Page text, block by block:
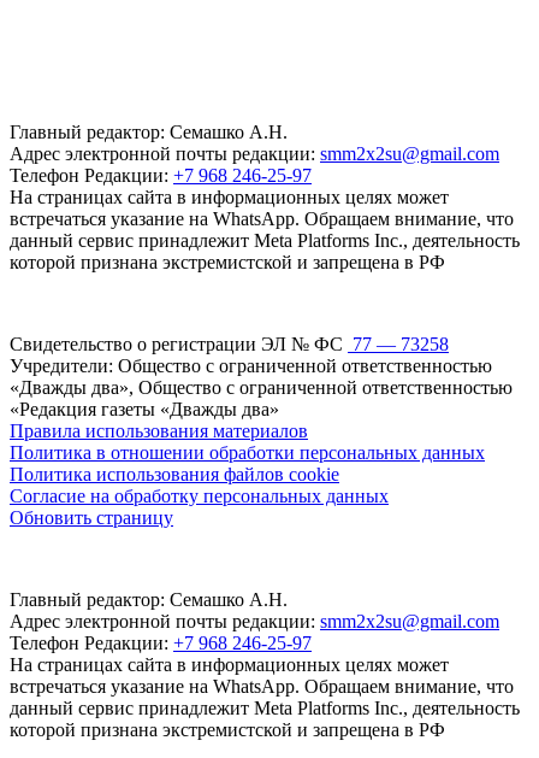
Главный редактор: Семашко А.Н.
Адрес электронной почты редакции: smm2x2su@gmail.com
Телефон Редакции: +7 968 246-25-97
На страницах сайта в информационных целях может
встречаться указание на WhatsApp. Обращаем внимание, что
данный сервис принадлежит Meta Platforms Inc., деятельность
которой признана экстремистской и запрещена в РФ
Свидетельство о регистрации ЭЛ № ФС 77 — 73258
Учредители: Общество с ограниченной ответственностью
«Дважды два», Общество с ограниченной ответственностью
«Редакция газеты «Дважды два»
Правила использования материалов
Политика в отношении обработки персональных данных
Политика использования файлов cookie
Согласие на обработку персональных данных
Обновить страницу
Главный редактор: Семашко А.Н.
Адрес электронной почты редакции: smm2x2su@gmail.com
Телефон Редакции: +7 968 246-25-97
На страницах сайта в информационных целях может
встречаться указание на WhatsApp. Обращаем внимание, что
данный сервис принадлежит Meta Platforms Inc., деятельность
которой признана экстремистской и запрещена в РФ